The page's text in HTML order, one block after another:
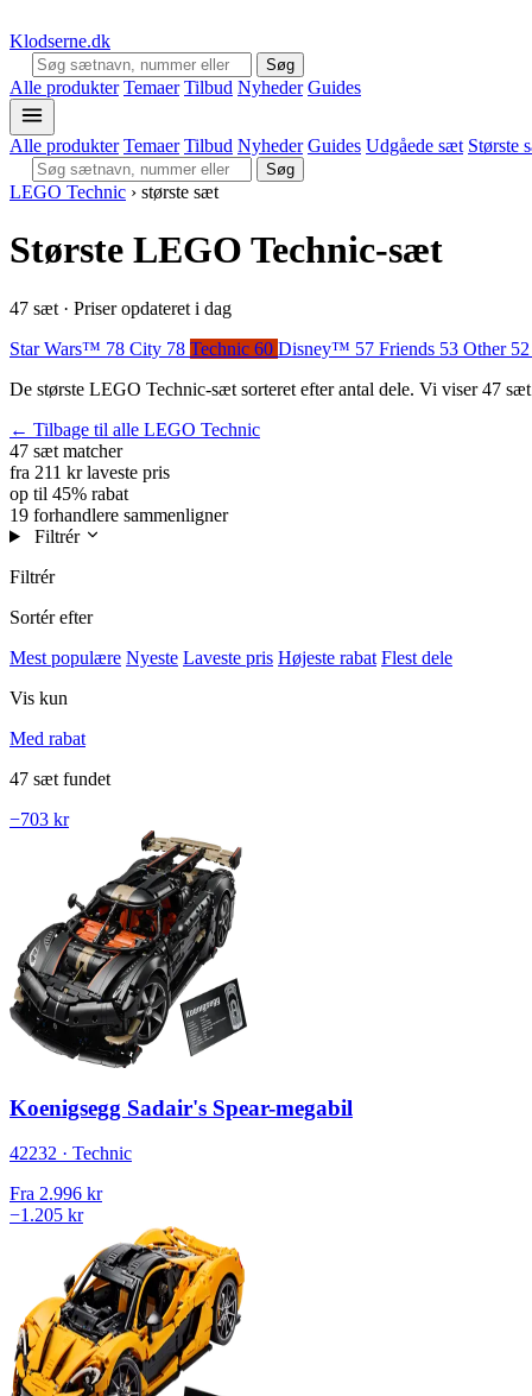
Klodserne.dk
Søg
Alle produkter Temaer Tilbud Nyheder Guides
Alle produkter Temaer Tilbud Nyheder Guides Udgåede sæt Største
Søg
LEGO Technic › største sæt
Største LEGO Technic-sæt
47 sæt · Priser opdateret i dag
Star Wars™ 78 City 78 Technic 60 Disney™ 57 Friends 53 Other 52
De største LEGO Technic-sæt sorteret efter antal dele. Vi viser 47
← Tilbage til alle LEGO Technic
47 sæt matcher
fra 211 kr laveste pris
op til 45% rabat
19 forhandlere sammenligner
Filtrér
Filtrér
Sortér efter
Mest populære Nyeste Laveste pris Højeste rabat Flest dele
Vis kun
Med rabat
47 sæt fundet
−703 kr
Koenigsegg Sadair's Spear-megabil
42232 · Technic
Fra 2.996 kr
−1.205 kr